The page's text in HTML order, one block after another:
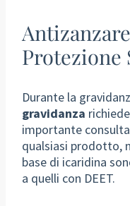
Protezione
Durante la
gravidanza
importante
qualsiasi prodotto,
base di icaridina
a quelli con DEET.